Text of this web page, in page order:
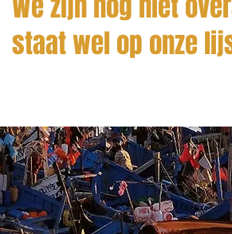
staat wel op onze